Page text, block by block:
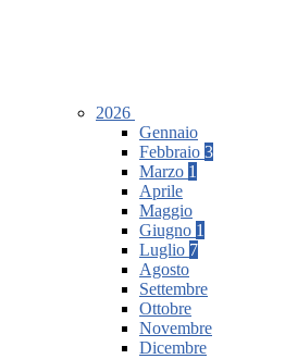
2026
Gennaio
Febbraio 3
Marzo 1
Aprile
Maggio
Giugno 1
Luglio 7
Agosto
Settembre
Ottobre
Novembre
Dicembre